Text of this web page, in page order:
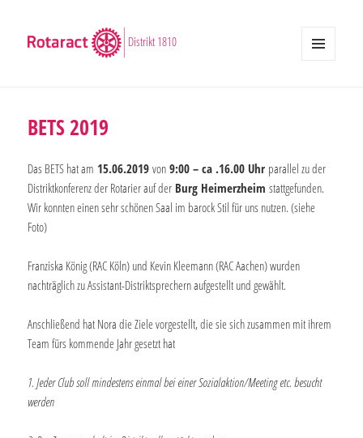
Distrikt 1810
BETS 2019
Das BETS hat am 15.06.2019 von9:00 – ca .16.00 Uhr parallel zu der
Distriktkonferenz der Rotarier auf der Burg Heimerzheimstattgefunden.
Wir konnten einen sehr schönen Saal im barock Stil für uns nutzen. (siehe
Foto)
Franziska König (RAC Köln) und Kevin Kleemann (RAC Aachen) wurden
nachträglich zu Assistant-Distriktsprechern aufgestellt und gewählt.
Anschließend hat Nora die Ziele vorgestellt, die sie sich zusammen mit ihrem
Team fürs kommende Jahr gesetzt hat
1. Jeder Club soll mindestens einmal bei einer Sozialaktion/Meeting etc. besucht
werden